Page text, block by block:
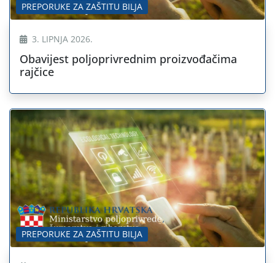
PREPORUKE ZA ZAŠTITU BILJA
3. LIPNJA 2026.
Obavijest poljoprivrednim proizvođačima
rajčice
PREPORUKE ZA ZAŠTITU BILJA